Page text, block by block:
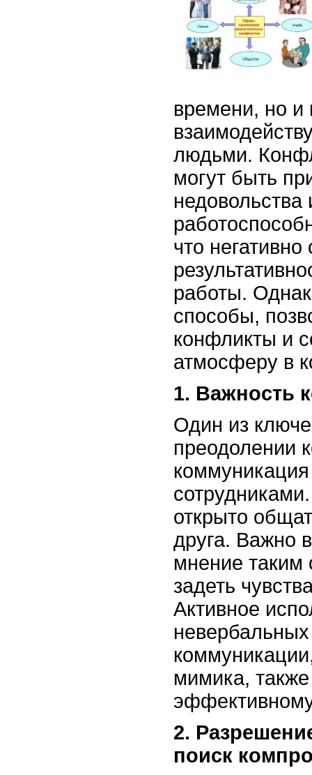
времени, но и
людьми.
могут быть
что
работы.
способы,
конфликты и
атмосферу в
1. Важность
Один из
преодолении
открыто
друга. Важно
мнение таким
задеть
Активное
мимика,
2.
поиск